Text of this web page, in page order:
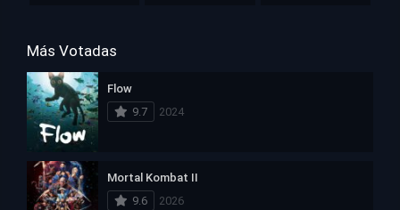
Más Votadas
Flow
9.7
2024
Mortal Kombat II
9.6
2026